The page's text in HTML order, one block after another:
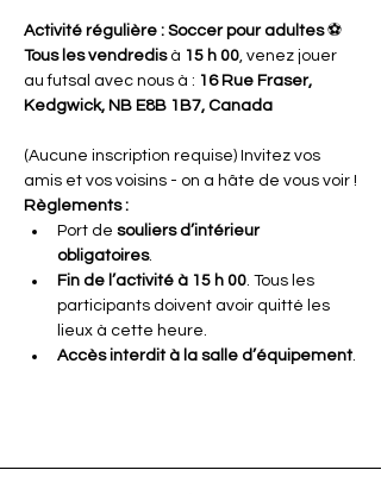
Activité régulière : Soccer pour adultes ⚽
Tous les vendredis à 15 h 00, venez jouer
au futsal avec nous à : 16 Rue Fraser,
Kedgwick, NB E8B 1B7, Canada
(Aucune inscription requise) Invitez vos
amis et vos voisins - on a hâte de vous voir !
Règlements :
Port de souliers d’intérieur
obligatoires.
Fin de l’activité à 15 h 00. Tous les
participants doivent avoir quitté les
lieux à cette heure.
Accès interdit à la salle d’équipement.